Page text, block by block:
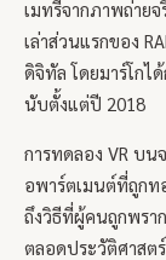
เมทรีจากภาพถ่าย
เล่าส่วนแรกของ
ดิจิทัล โดยมาร์โกไ
นับตั้งแต่ปี 2018
การทดลอง VR บ
อพาร์ตเมนต์ที่ถูกท
ถึงวิธีที่ผู้คนถูกพรา
ตลอดประวัติศาสต